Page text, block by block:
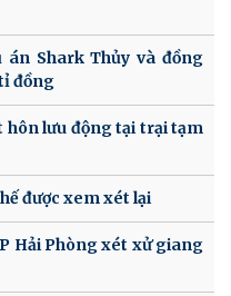
án Shark Thủy và đồng
đồng
hôn lưu động tại trại tạm
được xem xét lại
Hải Phòng xét xử giang